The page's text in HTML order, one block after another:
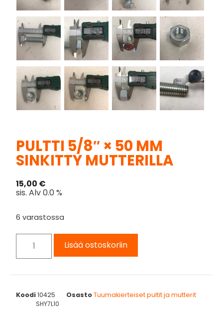
PULTTI 5/8″ × 50 MM
SINKITTY MUTTERILLA
15,00 €
sis. Alv 0.0 %
6 varastossa
Lisää ostoskoriin
Koodi10425 OsastoTuumakierteiset pultit ja mutterit
SHY7L10